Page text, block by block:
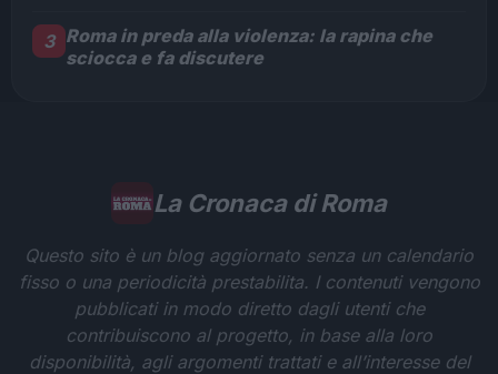
3 Roma in preda alla violenza: la rapina che
sciocca e fa discutere
La Cronaca di Roma
Questo sito è un blog aggiornato senza un calendario
fisso o una periodicità prestabilita. I contenuti vengono
pubblicati in modo diretto dagli utenti che
contribuiscono al progetto, in base alla loro
disponibilità, agli argomenti trattati e all’interesse del